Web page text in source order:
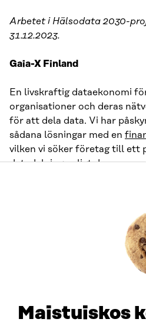
Maistuiskos
Arbetet i Hälsodata 2030-
31.12.2023.
Gaia-X Finland
En livskraftig dataekonomi
organisationer och deras
för att dela data. Vi har
sådana lösningar med en
vilken vi söker företag till ett
datadelning enligt den
Pilotprojekten syftar till att
datadelningslösningar kan
affärsverksamhet. I
pilotprojekt som ska
Fintraffics pilotprojekt
med Finnair, Finavia och ett
lösningar som påskyndar
flygplats.
2023.